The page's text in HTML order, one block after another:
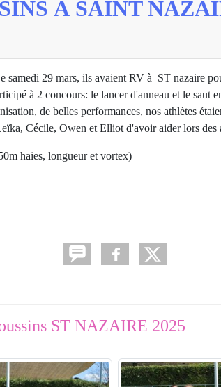
À SAINT
samedi 29 mars, ils avaient RV à ST nazaire
à 2 concours: le lancer d'anneau et le saut
de belles performances, nos athlètes
Cécile, Owen et Elliot d'avoir aider lors des
haies, longueur et vortex)
ST NAZAIRE 2025